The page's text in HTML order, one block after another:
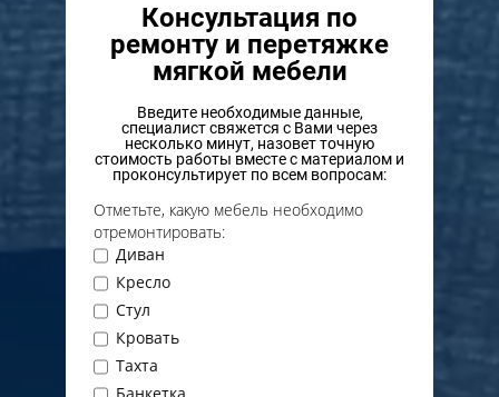
Консультация по
ремонту и перетяжке
мягкой мебели
Введите необходимые данные,
специалист свяжется с Вами через
несколько минут, назовет точную
стоимость работы вместе с материалом и
проконсультирует по всем вопросам:
Отметьте, какую мебель необходимо
отремонтировать:
Диван
Кресло
Стул
Кровать
Тахта